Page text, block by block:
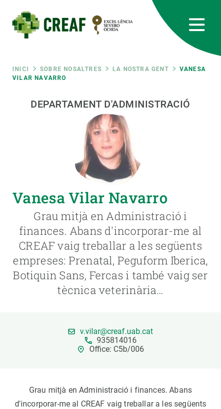
contingut
Fil
d'ariadna
INICI SOBRE NOSALTRES LA NOSTRA GENT
VANESA
VILAR NAVARRO
DEPARTAMENT D'ADMINISTRACIÓ
Vanesa Vilar Navarro
Grau mitjà en Administració i
finances. Abans d'incorporar-me al
CREAF vaig treballar a les següents
empreses: Prenatal, Peguform Iberica,
Botiquin Sans, Fercas i també vaig ser
tècnica veterinària…
v.vilar@creaf.uab.cat
935814016
Office: C5b/006
Grau mitjà en Administració i finances. Abans
d'incorporar-me al CREAF vaig treballar a les següents
RRSS
Featured
responsive
Responsive
CIÈNCIA EN ACCIÓ
UNEIX-TE A NOSALTRES
PARTICIPA
NOTÍCIES I AGENDA